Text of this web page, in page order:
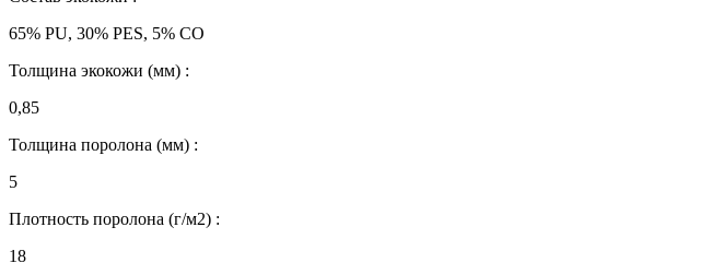
65% PU, 30% PES, 5% CO
Толщина экокожи (мм) :
0,85
Толщина поролона (мм) :
5
Плотность поролона (г/м2) :
18